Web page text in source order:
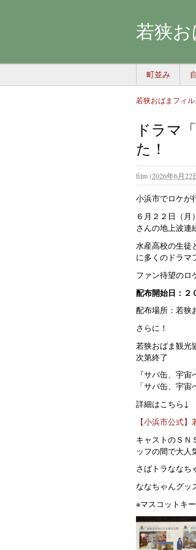
若狭
町並み
若狭おばまフィ
ドラマ
た！
film(2026年6月22
小浜市でロケが
６月２２日（月
さんの地上波連
水産高校の生徒
に多くのドラマ
ファン待望のロ
配布開始日：２
配布場所：若狭
さらに！
若狭おばま観光
次第終了
『サバ缶、宇
「サバ缶、宇
詳細はこちら↓
【小浜市公式
キャストのＳＮ
ッフの間で大人
さばトラななち
ななちゃんグッ
※マスコットキ